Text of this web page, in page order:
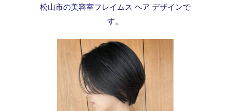
松山市の美容室フレイムス ヘア デザインで
す。